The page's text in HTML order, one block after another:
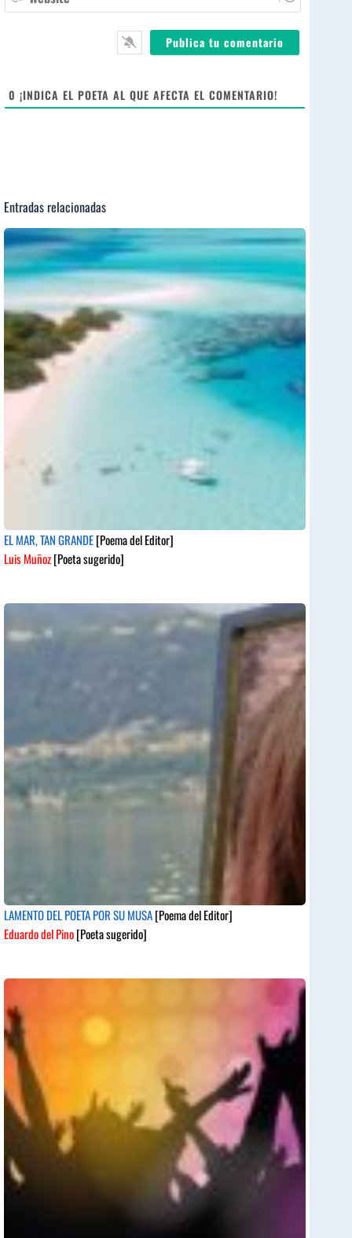
ie
0 ¡INDICA EL POETA AL QUE AFECTA EL COMENTARIO!
Entradas relacionadas
EL MAR, TAN GRANDE[Poema del Editor]
Luis Muñoz[Poeta sugerido]
LAMENTO DEL POETA POR SU MUSA[Poema del Editor]
Eduardo del Pino[Poeta sugerido]